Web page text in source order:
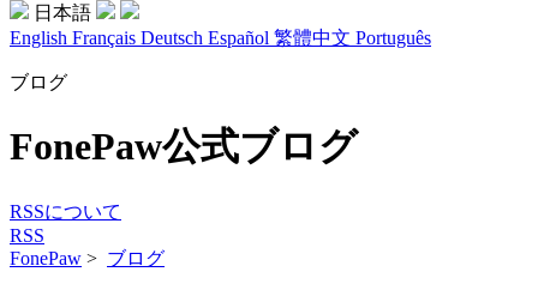
日本語
English Français Deutsch Español 繁體中文 Português
ブログ
FonePaw公式ブログ
RSSについて
RSS
FonePaw > ブログ